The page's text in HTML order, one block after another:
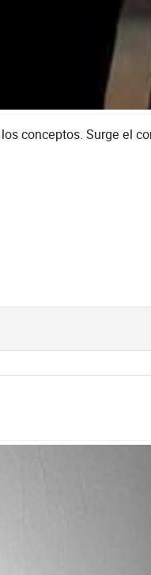
conceptos. Surge el